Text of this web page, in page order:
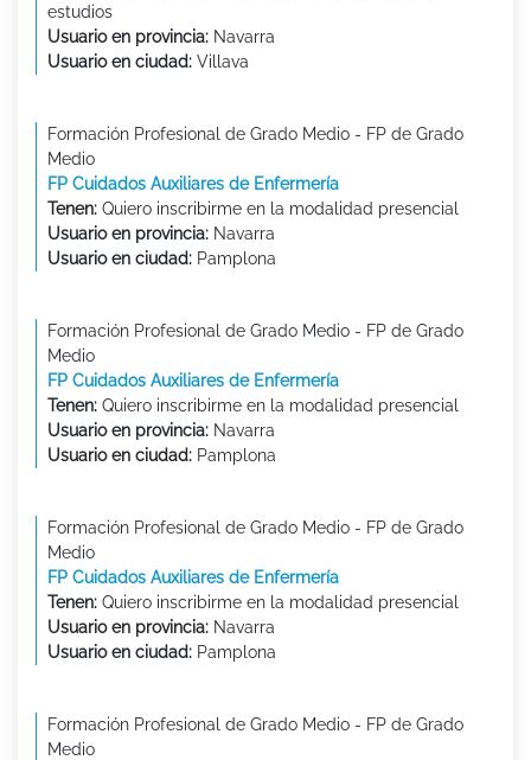
estudios
Usuario en provincia: Navarra
Usuario en ciudad: Villava
Formación Profesional de Grado Medio - FP de Grado
Medio
FP Cuidados Auxiliares de Enfermería
Tenen: Quiero inscribirme en la modalidad presencial
Usuario en provincia: Navarra
Usuario en ciudad: Pamplona
Formación Profesional de Grado Medio - FP de Grado
Medio
FP Cuidados Auxiliares de Enfermería
Tenen: Quiero inscribirme en la modalidad presencial
Usuario en provincia: Navarra
Usuario en ciudad: Pamplona
Formación Profesional de Grado Medio - FP de Grado
Medio
FP Cuidados Auxiliares de Enfermería
Tenen: Quiero inscribirme en la modalidad presencial
Usuario en provincia: Navarra
Usuario en ciudad: Pamplona
Formación Profesional de Grado Medio - FP de Grado
Medio